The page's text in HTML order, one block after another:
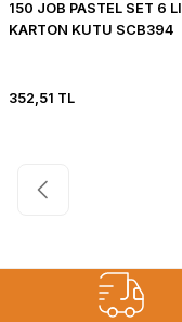
150 JOB PASTEL SET 6 LI
KARTON KUTU SCB394
352,51 TL